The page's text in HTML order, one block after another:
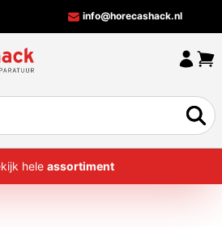
info@horecashack.nl
HOME
Bekijk hele assortiment